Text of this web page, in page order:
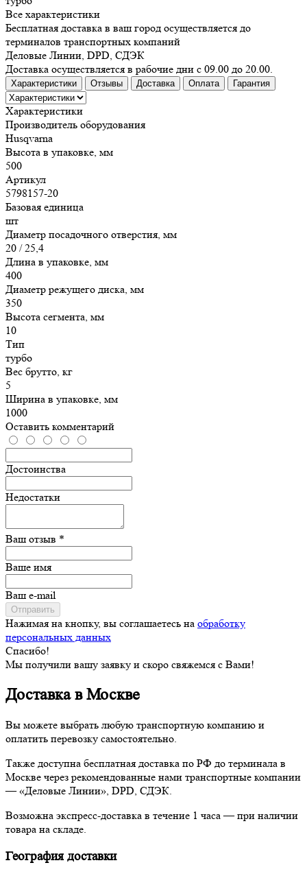
Все характеристики
Бесплатная доставка в ваш город осуществляется до
терминалов транспортных компаний
Деловые Линии, DPD, СДЭК
Доставка осуществляется в рабочие дни с 09.00 до 20.00.
Характеристики Отзывы Доставка Оплата Гарантия
Характеристики
Производитель оборудования
Husqvarna
Высота в упаковке, мм
500
Артикул
5798157-20
Базовая единица
шт
Диаметр посадочного отверстия, мм
20 / 25,4
Длина в упаковке, мм
400
Диаметр режущего диска, мм
350
Высота сегмента, мм
10
Тип
турбо
Вес брутто, кг
5
Ширина в упаковке, мм
1000
Оставить комментарий
Достоинства
Недостатки
Ваш отзыв *
Ваше имя
Ваш e-mail
Отправить
Нажимая на кнопку, вы соглашаетесь на обработку
персональных данных
Спасибо!
Мы получили вашу заявку и скоро свяжемся с Вами!
Доставка в Москве
Вы можете выбрать любую транспортную компанию и
оплатить перевозку самостоятельно.
Также доступна бесплатная доставка по РФ до терминала в
Москве через рекомендованные нами транспортные компании
— «Деловые Линии», DPD, СДЭК.
Возможна экспресс-доставка в течение 1 часа — при наличии
товара на складе.
География доставки